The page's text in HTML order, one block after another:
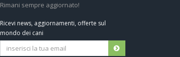
Rimani sempre aggiornato!
Ricevi news, aggiornamenti, offerte sul
mondo dei cani